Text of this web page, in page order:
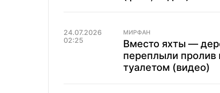
24.07.2026
02:25
МИРФАН
Вместо яхты —
переплыли пролив
туалетом (видео)